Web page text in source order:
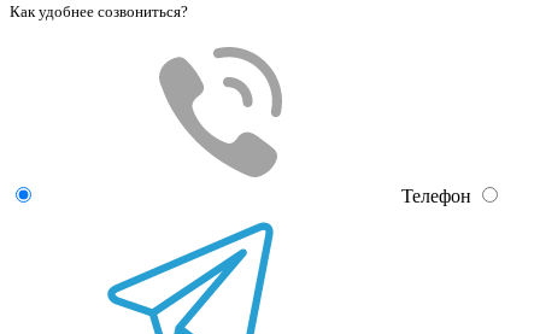
Как удобнее созвониться?
Телефон